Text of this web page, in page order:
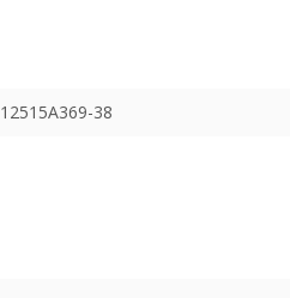
12515A369-38